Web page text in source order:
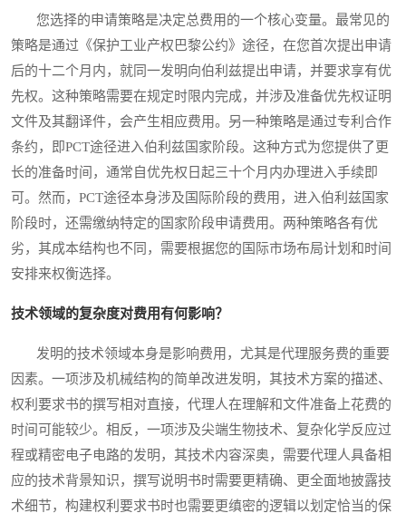
您选择的申请策略是决定总费用的一个核心变量。最常见的
策略是通过《保护工业产权巴黎公约》途径，在您首次提出申请
后的十二个月内，就同一发明向伯利兹提出申请，并要求享有优
先权。这种策略需要在规定时限内完成，并涉及准备优先权证明
文件及其翻译件，会产生相应费用。另一种策略是通过专利合作
条约，即PCT途径进入伯利兹国家阶段。这种方式为您提供了更
长的准备时间，通常自优先权日起三十个月内办理进入手续即
可。然而，PCT途径本身涉及国际阶段的费用，进入伯利兹国家
阶段时，还需缴纳特定的国家阶段申请费用。两种策略各有优
劣，其成本结构也不同，需要根据您的国际市场布局计划和时间
安排来权衡选择。
技术领域的复杂度对费用有何影响？
发明的技术领域本身是影响费用，尤其是代理服务费的重要
因素。一项涉及机械结构的简单改进发明，其技术方案的描述、
权利要求书的撰写相对直接，代理人在理解和文件准备上花费的
时间可能较少。相反，一项涉及尖端生物技术、复杂化学反应过
程或精密电子电路的发明，其技术内容深奥，需要代理人具备相
应的技术背景知识，撰写说明书时需要更精确、更全面地披露技
术细节，构建权利要求书时也需要更缜密的逻辑以划定恰当的保